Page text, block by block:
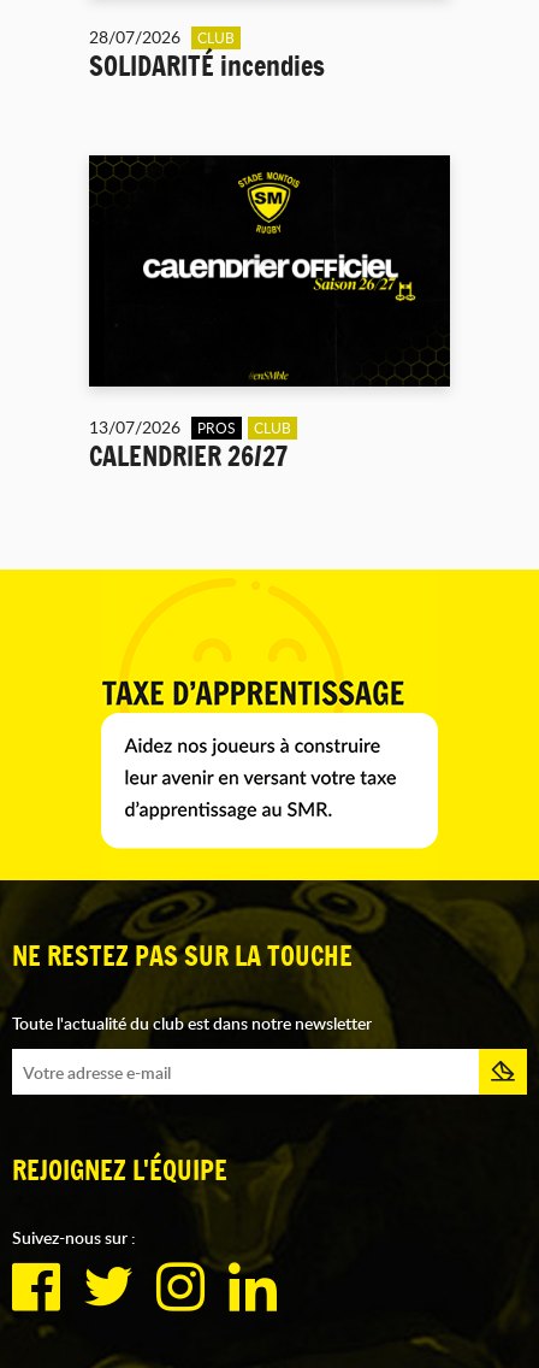
28/07/2026 CLUB
SOLIDARITÉ incendies
13/07/2026 PROS CLUB
CALENDRIER 26/27
NE RESTEZ PAS SUR LA TOUCHE
Toute l'actualité du club est dans notre newsletter
REJOIGNEZ L'ÉQUIPE
Suivez-nous sur :